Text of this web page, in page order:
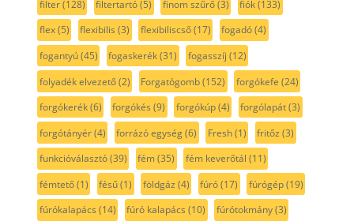
filter(128) filtertartó(5) finom szűrő(3) fiók(133)
flex(5) flexibilis (3) flexibiliscső(17) fogadó(4)
fogantyú(45) fogaskerék(31) fogasszíj (12)
folyadék elvezető(2) Forgatógomb(152) forgókefe (24)
forgókerék(6) forgókés (9) forgókúp(4) forgólapát(3)
forgótányér(4) forrázó egység(6) Fresh(1) fritőz (3)
funkcióválasztó(39) fém(35) fém keverőtál (11)
fémtető(1) fésű(1) földgáz (4) fúró(17) fúrógép(19)
fúrókalapács (14) fúró kalapács (10) fúrótokmány(3)